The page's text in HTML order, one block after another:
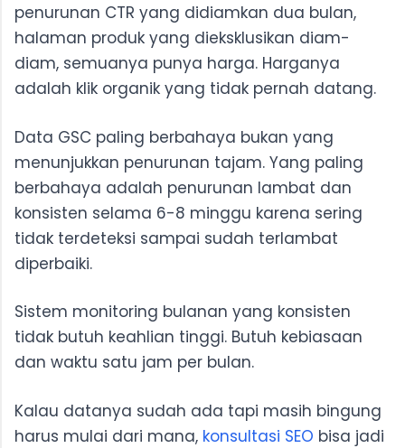
penurunan CTR yang didiamkan dua bulan,
halaman produk yang dieksklusikan diam-
diam, semuanya punya harga. Harganya
adalah klik organik yang tidak pernah datang.
Data GSC paling berbahaya bukan yang
menunjukkan penurunan tajam. Yang paling
berbahaya adalah penurunan lambat dan
konsisten selama 6-8 minggu karena sering
tidak terdeteksi sampai sudah terlambat
diperbaiki.
Sistem monitoring bulanan yang konsisten
tidak butuh keahlian tinggi. Butuh kebiasaan
dan waktu satu jam per bulan.
Kalau datanya sudah ada tapi masih bingung
harus mulai dari mana, konsultasi SEO bisa jadi